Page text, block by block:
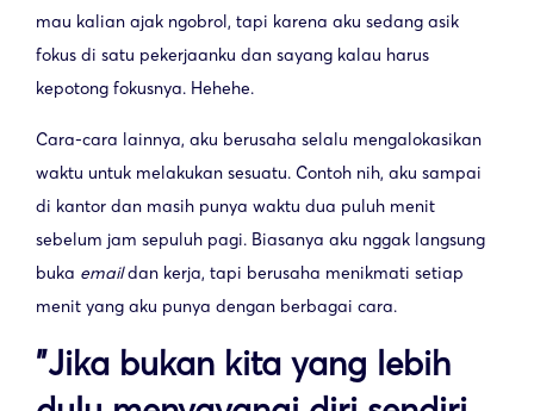
mau kalian ajak ngobrol, tapi karena aku sedang asik
fokus di satu pekerjaanku dan sayang kalau harus
kepotong fokusnya. Hehehe.
Cara-cara lainnya, aku berusaha selalu mengalokasikan
waktu untuk melakukan sesuatu. Contoh nih, aku sampai
di kantor dan masih punya waktu dua puluh menit
sebelum jam sepuluh pagi. Biasanya aku nggak langsung
buka emaildan kerja, tapi berusaha menikmati setiap
menit yang aku punya dengan berbagai cara.
"Jika bukan kita yang lebih